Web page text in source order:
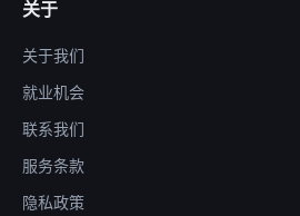
关于
关于我们
就业机会
联系我们
服务条款
隐私政策